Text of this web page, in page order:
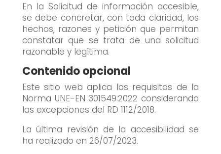
En la Solicitud de información accesible,
se debe concretar, con toda claridad, los
hechos, razones y petición que permitan
constatar que se trata de una solicitud
razonable y legítima.
Contenido opcional
Este sitio web aplica los requisitos de la
Norma UNE-EN 301549:2022 considerando
las excepciones del RD 1112/2018.
La última revisión de la accesibilidad se
ha realizado en 26/07/2023.